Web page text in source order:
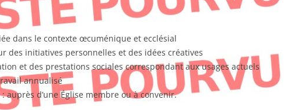
dans le contexte œcuménique et ecclésial
des initiatives personnelles et des idées créatives
et des prestations sociales correspondant aux usages actuels
annualisé
auprès d’une Église membre ou à convenir.